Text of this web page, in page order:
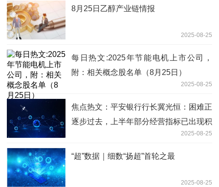
8月25日乙醇产业链情报
2025-08-25
每日热文:2025年节能电机上市公司，
附：相关概念股名单（8月25日）
2025-08-25
焦点热文：平安银行行长冀光恒：困难正
逐步过去，上半年部分经营指标已出现积
2025-08-25
“超”数据｜细数“扬超”首轮之最
2025-08-25